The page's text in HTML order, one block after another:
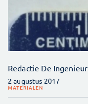
Redactie De Ingenieur
2 augustus 2017
MATERIALEN